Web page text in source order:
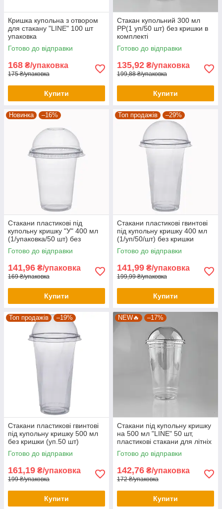
Кришка купольна з отвором
для стакану "LINE" 100 шт
упаковка
Готово до відправки
168 ₴/упаковка
175 ₴/упаковка
Купити
Стакан купольний 300 мл
PP(1 уп/50 шт) без кришки в
комплекті
Готово до відправки
135,92 ₴/упаковка
199,88 ₴/упаковка
Купити
Новинка –16%
Стакани пластикові під
купольну кришку "У" 400 мл
(1/упаковка/50 шт) без
кришки, пластикові стакани
Готово до відправки
141,96 ₴/упаковка
169 ₴/упаковка
Купити
Топ продажів –29%
Стакани пластикові гвинтові
під купольну кришку 400 мл
(1/уп/50/шт) без кришки
Готово до відправки
141,99 ₴/упаковка
199,99 ₴/упаковка
Купити
Топ продажів –19%
Стакани пластикові гвинтові
під купольну кришку 500 мл
без кришки (уп.50 шт)
Готово до відправки
161,19 ₴/упаковка
199 ₴/упаковка
Купити
NEW🔥 –17%
Стакани під купольну кришку
на 500 мл "LINE" 50 шт,
пластикові стакани для літніх
напоїв
Готово до відправки
142,76 ₴/упаковка
172 ₴/упаковка
Купити